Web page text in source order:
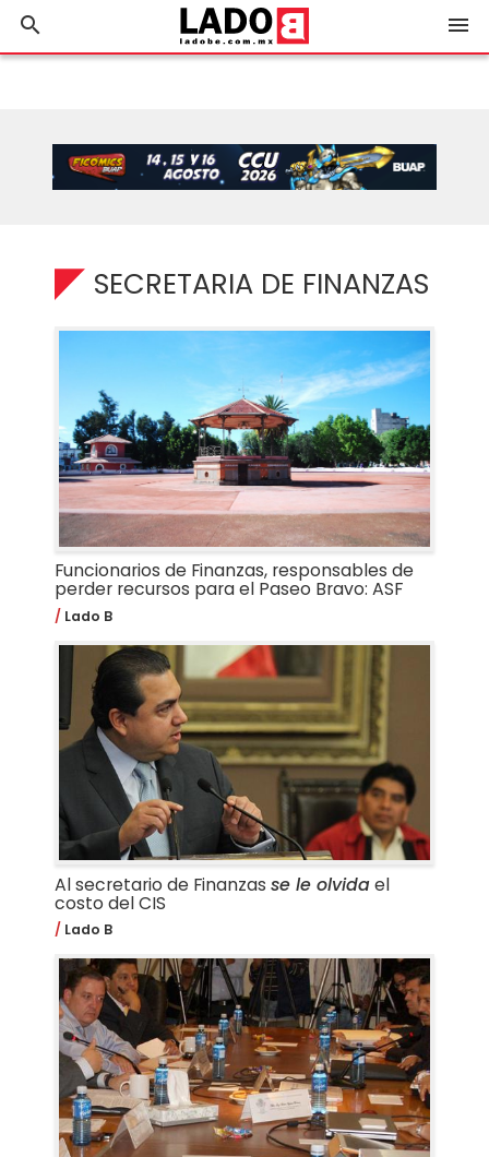
search menu
SECRETARIA DE FINANZAS
Funcionarios de Finanzas, responsables de
perder recursos para el Paseo Bravo: ASF
Lado B
Al secretario de Finanzas se le olvidael
costo del CIS
Lado B